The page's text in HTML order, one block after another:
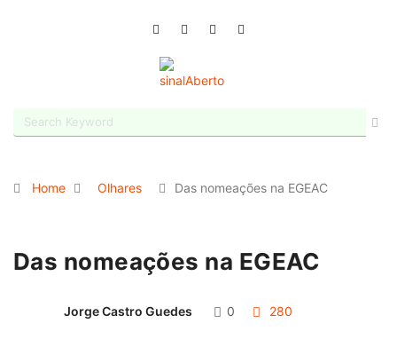
Home Olhares Das nomeações na EGEAC
Das nomeações na EGEAC
Jorge Castro Guedes 0 280